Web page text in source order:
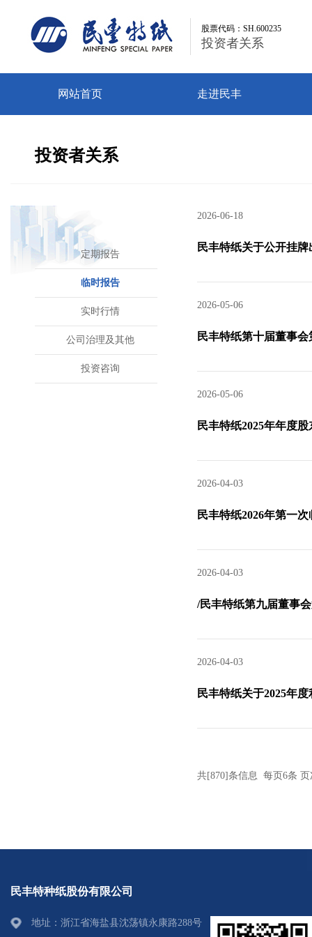
股票代码：SH.600235
投资者关系
股票代码：SH.600235
投资者关系
网站首页 走进民丰
投资者关系
定期报告
临时报告
实时行情
公司治理及其他
投资咨询
2026-06-18
民丰特纸关于公开挂
2026-05-06
民丰特纸第十届董事
2026-05-06
民丰特纸2025年年度
2026-04-03
民丰特纸2026年第一
2026-04-03
/民丰特纸第九届董事
2026-04-03
民丰特纸关于2025年
共[870]条信息 每页6条 页
民丰特种纸股份有限公司
地址：浙江省海盐县沈荡镇永康路288号